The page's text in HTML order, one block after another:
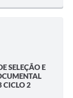
SELEÇÃO E
CICLO 2